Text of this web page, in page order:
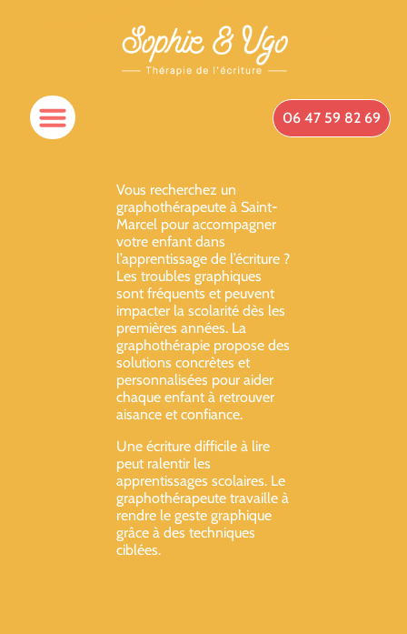
06 47 59 82 69
Vous recherchez un
graphothérapeute à Saint-
Marcel pour accompagner
votre enfant dans
l’apprentissage de l’écriture ?
Les troubles graphiques
sont fréquents et peuvent
impacter la scolarité dès les
premières années. La
graphothérapie propose des
solutions concrètes et
personnalisées pour aider
chaque enfant à retrouver
aisance et confiance.
Une écriture difficile à lire
peut ralentir les
apprentissages scolaires. Le
graphothérapeute travaille à
rendre le geste graphique
grâce à des techniques
ciblées.